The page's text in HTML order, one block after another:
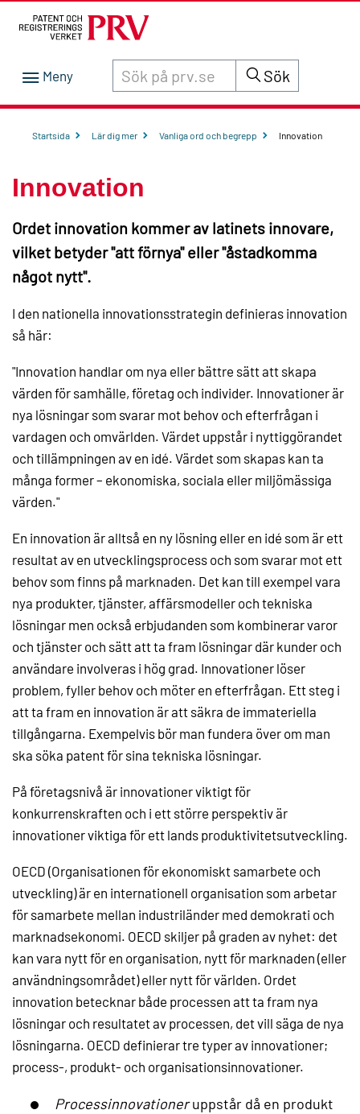
Sök innehåll på siten prv.se Sök
Startsida Lär dig mer Vanliga ord och begrepp Innovation
Innovation
Ordet innovation kommer av latinets innovare,
vilket betyder "att förnya" eller "åstadkomma
något nytt".
I den nationella innovationsstrategin definieras innovation
så här:
"Innovation handlar om nya eller bättre sätt att skapa
värden för samhälle, företag och individer. Innovationer är
nya lösningar som svarar mot behov och efterfrågan i
vardagen och omvärlden. Värdet uppstår i nyttiggörandet
och tillämpningen av en idé. Värdet som skapas kan ta
många former – ekonomiska, sociala eller miljömässiga
värden."
En innovation är alltså en ny lösning eller en idé som är ett
resultat av en utvecklingsprocess och som svarar mot ett
behov som finns på marknaden. Det kan till exempel vara
nya produkter, tjänster, affärsmodeller och tekniska
lösningar men också erbjudanden som kombinerar varor
och tjänster och sätt att ta fram lösningar där kunder och
användare involveras i hög grad. Innovationer löser
problem, fyller behov och möter en efterfrågan. Ett steg i
att ta fram en innovation är att säkra de immateriella
tillgångarna. Exempelvis bör man fundera över om man
ska söka patent för sina tekniska lösningar.
På företagsnivå är innovationer viktigt för
konkurrenskraften och i ett större perspektiv är
innovationer viktiga för ett lands produktivitetsutveckling.
OECD (Organisationen för ekonomiskt samarbete och
utveckling) är en internationell organisation som arbetar
för samarbete mellan industriländer med demokrati och
marknadsekonomi. OECD skiljer på graden av nyhet: det
kan vara nytt för en organisation, nytt för marknaden (eller
användningsområdet) eller nytt för världen. Ordet
innovation betecknar både processen att ta fram nya
lösningar och resultatet av processen, det vill säga de nya
lösningarna. OECD definierar tre typer av innovationer;
process-, produkt- och organisationsinnovationer.
Processinnovationeruppstår då en produkt